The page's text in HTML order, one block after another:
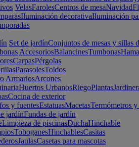
VelasFarolesCentros de mesaNavidad
Iluminación decorativaIluminación
Set de jardínConjuntos de mesas y sillas
AccesoriosBalancinesTumbonas
CarpasPérgolas
ParasolesToldos
ArmariosArcones
Huertos UrbanosRiegoPlantas
Cocina de exterior
y fuentesEstatuasMacetasTermómetros y
jardínFundas de jardín
Limpieza de piscinasDuchaHinchable
ToboganesHinchablesCasitas
JaulasCasetas para mascotas